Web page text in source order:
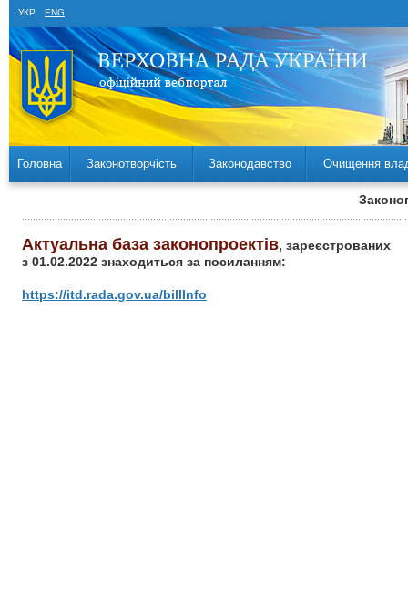
УКР ENG
Головна Законотворчість Законодавство Очищення
Актуальна база законопроектів, зареєстрованих
з 01.02.2022 знаходиться за посиланням:
https://itd.rada.gov.ua/billInfo